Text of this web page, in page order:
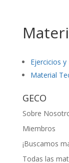
Ejercicios
Material
GECO
Sobre
Miembros
¡Buscamos
Todas las